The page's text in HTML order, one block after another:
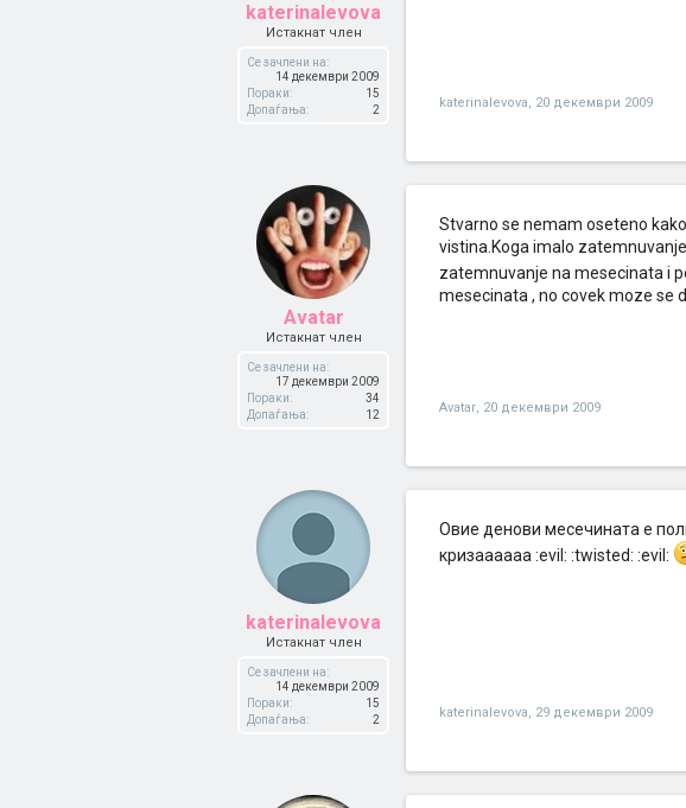
katerinalevova
Истакнат член
Се зачлени на:
14 декември 2009
Пораки:
15
Допаѓања:
2 katerinalevova, 20 декември 2009
Avatar
Истакнат член
Се зачлени на:
17 декември 2009
Пораки:
34
Допаѓања:
12
Stvarno se nemam oseteno
vistina.Koga imalo
zatemnuvanje na mesecinata i
mesecinata , no covek moze se
Avatar, 20 декември 2009
katerinalevova
Истакнат член
Се зачлени на:
14 декември 2009
Пораки:
15
Допаѓања:
2
Oвие денови месечината е
кризаааааа :evil: :twisted: :evil:
katerinalevova, 29 декември 2009